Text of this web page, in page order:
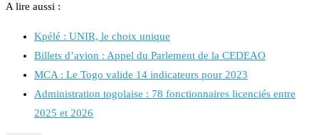
A lire aussi :
Kpélé : UNIR, le choix unique
Billets d’avion : Appel du Parlement de la CEDEAO
MCA : Le Togo valide 14 indicateurs pour 2023
Administration togolaise : 78 fonctionnaires licenciés entre
2025 et 2026